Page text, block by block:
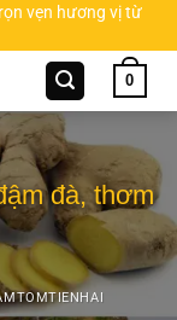
vẹn hương vị từ
0
đà, thơm